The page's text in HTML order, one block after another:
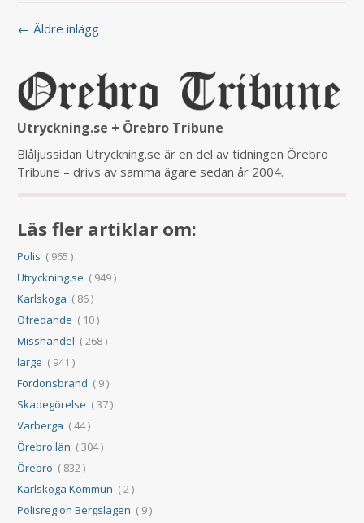
← Äldre inlägg
Utryckning.se + Örebro Tribune
Blåljussidan Utryckning.se är en del av tidningen Örebro
Tribune – drivs av samma ägare sedan år 2004.
Läs fler artiklar om:
Polis ( 965 )
Utryckning.se ( 949 )
Karlskoga ( 86 )
Ofredande ( 10 )
Misshandel ( 268 )
large ( 941 )
Fordonsbrand ( 9 )
Skadegörelse ( 37 )
Varberga ( 44 )
Örebro län ( 304 )
Örebro ( 832 )
Karlskoga Kommun ( 2 )
Polisregion Bergslagen ( 9 )